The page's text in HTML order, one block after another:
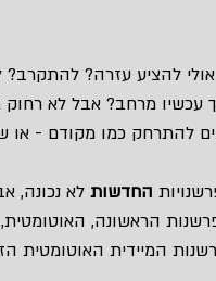
אולי להציע עזרה? להתקרב?
עכשיו מרחב? אבל לא
להתרחק כמו מקודם - או
החדשות לא נכונה,
הראשונה,
המיידית האוטומטית